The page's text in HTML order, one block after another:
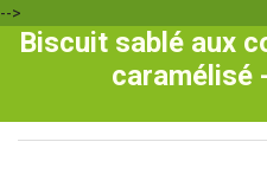
-->
Biscuit sablé aux
caramélisé